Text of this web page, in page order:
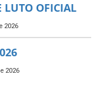
Urbana!
2026
do Meio